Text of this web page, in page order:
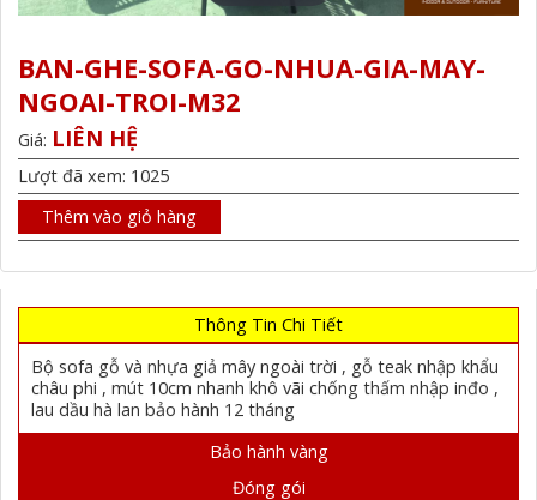
BAN-GHE-SOFA-GO-NHUA-GIA-MAY-
NGOAI-TROI-M32
Giá: LIÊN HỆ
Lượt đã xem: 1025
Thêm vào giỏ hàng
Thông Tin Chi Tiết
Bộ sofa gỗ và nhựa giả mây ngoài trời , gỗ teak nhập khẩu
châu phi , mút 10cm nhanh khô vãi chống thấm nhập inđo ,
lau dầu hà lan bảo hành 12 tháng
Bảo hành vàng
Đóng gói